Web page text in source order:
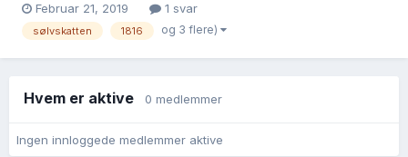
Februar 21, 2019 1 svar
sølvskatten 1816 og 3 flere)
Hvem er aktive 0 medlemmer
Ingen innloggede medlemmer aktive